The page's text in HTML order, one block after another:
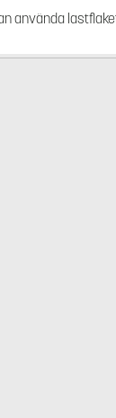
använda